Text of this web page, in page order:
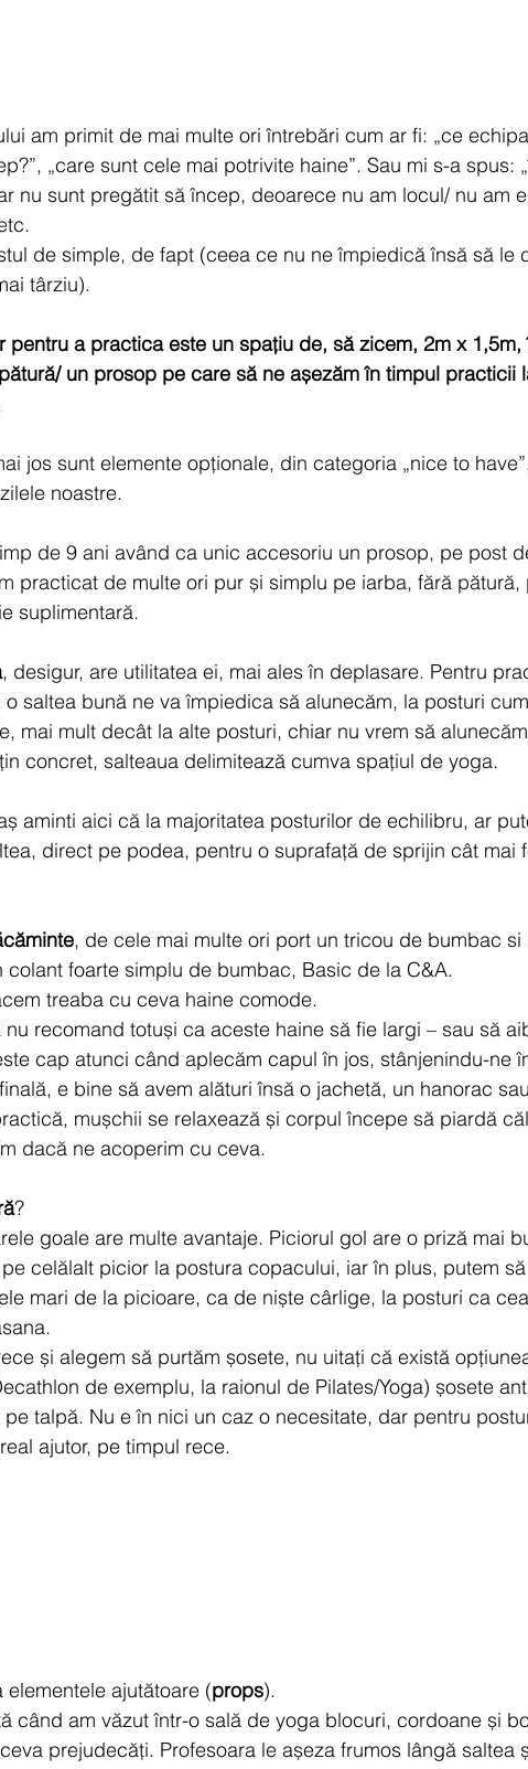
am primit de mai multe ori întrebări cum ar fi: „ce
„care sunt cele mai potrivite haine”. Sau mi s-a spus:
nu sunt pregătit să încep, deoarece nu am locul/ nu am
de simple, de fapt (ceea ce nu ne împiedică însă să le
târziu).
pentru a practica este un spațiu de, să zicem, 2m x
un prosop pe care să ne așezăm în timpul practicii
jos sunt elemente opționale, din categoria „nice to
noastre.
de 9 ani având ca unic accesoriu un prosop, pe post
practicat de multe ori pur și simplu pe iarba, fără pătură,
suplimentară.
, desigur, are utilitatea ei, mai ales în deplasare. Pentru
saltea bună ne va împiedica să alunecăm, la posturi
mai mult decât la alte posturi, chiar nu vrem să
concret, salteaua delimitează cumva spațiul de yoga.
aminti aici că la majoritatea posturilor de echilibru, ar
direct pe podea, pentru o suprafață de sprijin cât mai
, de cele mai multe ori port un tricou de bumbac si
colant foarte simplu de bumbac, Basic de la C&A.
treaba cu ceva haine comode.
recomand totuși ca aceste haine să fie largi – sau să
cap atunci când aplecăm capul în jos, stânjenindu-ne
e bine să avem alături însă o jachetă, un hanorac
mușchii se relaxează și corpul începe să piardă
dacă ne acoperim cu ceva.
?
goale are multe avantaje. Piciorul gol are o priză mai
celălalt picior la postura copacului, iar în plus, putem
mari de la picioare, ca de niște cârlige, la posturi ca
și alegem să purtăm șosete, nu uitați că există
de exemplu, la raionul de Pilates/Yoga) șosete
talpă. Nu e în nici un caz o necesitate, dar pentru
ajutor, pe timpul rece.
ajutătoare (props).
când am văzut într-o sală de yoga blocuri, cordoane și
prejudecăți. Profesoara le așeza frumos lângă saltea